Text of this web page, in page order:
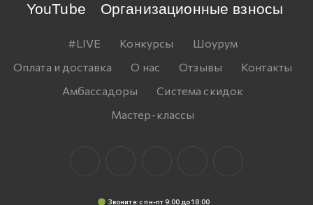
YouTube
Организационные взносы
#LIVE Конкурсы
Шоурум
Оплата и доставка
О нас Отзывы
Контакты
Амбассадоры
Система скидок
Мастер-классы
Звоните: c пн-пт 9:00 до 18:00